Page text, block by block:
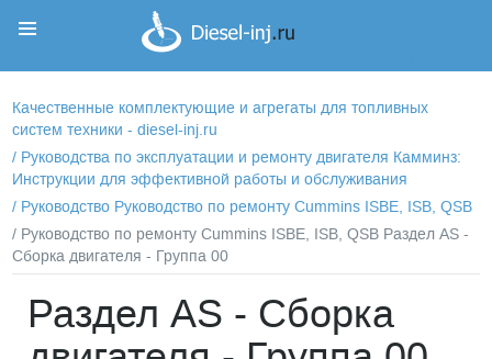
Качественные комплектующие и агрегаты для топливных
систем техники - diesel-inj.ru
/ Руководства по эксплуатации и ремонту двигателя Камминз:
Инструкции для эффективной работы и обслуживания
/ Руководство Руководство по ремонту Cummins ISBE, ISB, QSB
/ Руководство по ремонту Cummins ISBE, ISB, QSB Раздел АS -
Сборка двигателя - Группа 00
Раздел АS - Сборка